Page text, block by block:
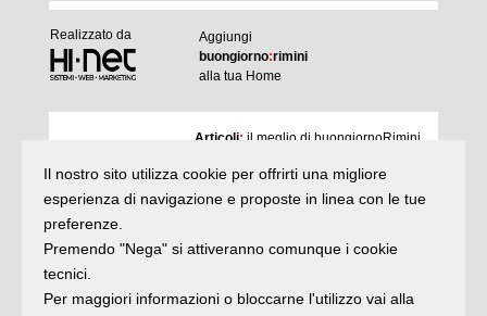
Realizzato da
Aggiungi
buongiorno:rimini
alla tua Home
Articoli
e rubriche I Articoli: il meglio di buongiornoRimini
Agenda
gli appuntamenti del giorno
Argomenti:la storia delle notizie
quasi un rotocalco
Iscrivitialla newsletter
Il nostro sito utilizza cookie per offrirti una migliore
esperienza di navigazione e proposte in linea con le tue
preferenze.
Premendo "Nega" si attiveranno comunque i cookie
tecnici.
Per maggiori informazioni o bloccarne l'utilizzo vai alla